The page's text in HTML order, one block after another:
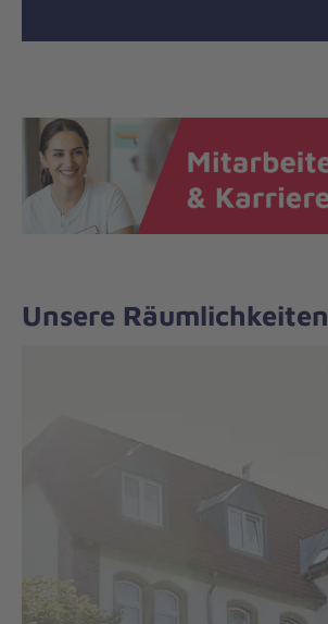
Unsere Räumlichkeiten